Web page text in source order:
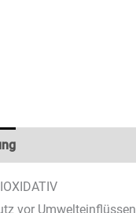
vor Umwelteinflüssen